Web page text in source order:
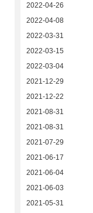
2022-04-26
2022-04-08
2022-03-31
2022-03-15
2022-03-04
2021-12-29
2021-12-22
2021-08-31
2021-08-31
2021-07-29
2021-06-17
2021-06-04
2021-06-03
2021-05-31